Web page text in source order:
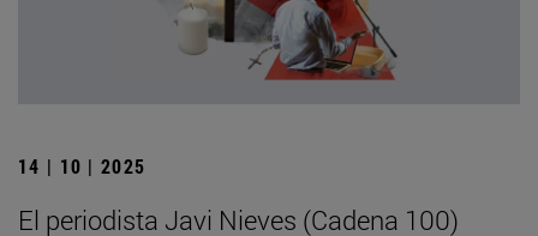
14 | 10 | 2025
El periodista Javi Nieves (Cadena 100)